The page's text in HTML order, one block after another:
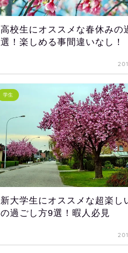
高校生にオススメな春休みの
選！楽しめる事間違いなし！
学生
新大学生にオススメな超楽し
の過ごし方9選！暇人必見